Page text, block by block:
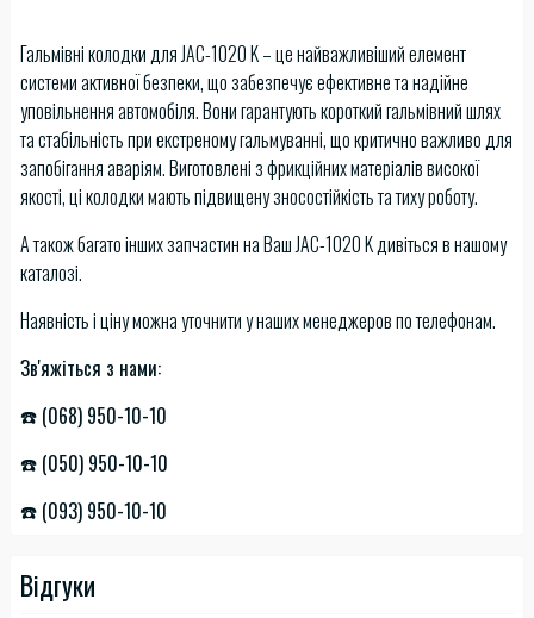
Гальмівні колодки для JAC-1020 K – це найважливіший елемент
системи активної безпеки, що забезпечує ефективне та надійне
уповільнення автомобіля. Вони гарантують короткий гальмівний шлях
та стабільність при екстреному гальмуванні, що критично важливо для
запобігання аваріям. Виготовлені з фрикційних матеріалів високої
якості, ці колодки мають підвищену зносостійкість та тиху роботу.
А також багато інших запчастин на Ваш JAC-1020 K дивіться в нашому
каталозі.
Наявність і ціну можна уточнити у наших менеджеров по телефонам.
Зв'яжіться з нами:
☎️ (068) 950-10-10
☎️ (050) 950-10-10
☎️ (093) 950-10-10
Відгуки